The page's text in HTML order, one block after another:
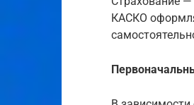
КАСКО